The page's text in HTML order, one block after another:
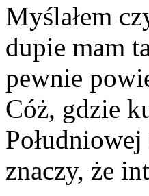
Myślałem
dupie mam
pewnie
Cóż, gdzie
znaczy, że